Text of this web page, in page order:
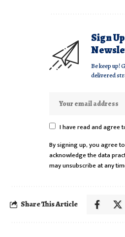
Sign
Be keep up!
delivered
I have read and agree
By signing up, you agree
acknowledge the data
may unsubscribe at any
Share This Article